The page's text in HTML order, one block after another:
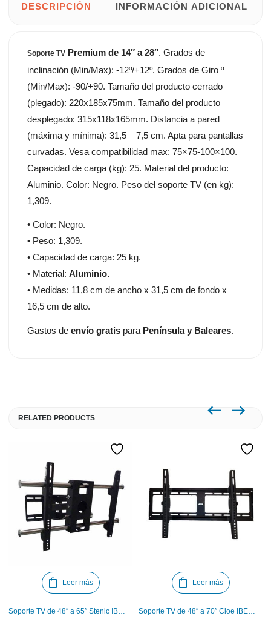
DESCRIPCIÓN INFORMACIÓN ADICIONAL
Soporte TV Premium de 14″ a 28″. Grados de
inclinación (Min/Max): -12º/+12º. Grados de Giro º
(Min/Max): -90/+90. Tamaño del producto cerrado
(plegado): 220x185x75mm. Tamaño del producto
desplegado: 315x118x165mm. Distancia a pared
(máxima y mínima): 31,5 – 7,5 cm. Apta para pantallas
curvadas. Vesa compatibilidad max: 75×75-100×100.
Capacidad de carga (kg): 25. Material del producto:
Aluminio. Color: Negro. Peso del soporte TV (en kg):
1,309.
• Color: Negro.
• Peso: 1,309.
• Capacidad de carga: 25 kg.
• Material:Aluminio.
• Medidas: 11,8 cm de ancho x 31,5 cm de fondo x
16,5 cm de alto.
Gastos deenvío gratis para Península y Baleares.
RELATED PRODUCTS
Leer más
Soporte TV de 48″ a 65″ Stenic IBERODEPOT
Leer más
Soporte TV de 48″ a 70″ Cloe IBERODEPOT